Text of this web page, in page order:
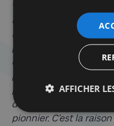
les autres qui
l’intérieur de la Ligne
pour laquelle il s’en
et conforme aux
président du KKL, je
préoccupation est de
dans les missions du
pionnier. C’est la
AFFICHER